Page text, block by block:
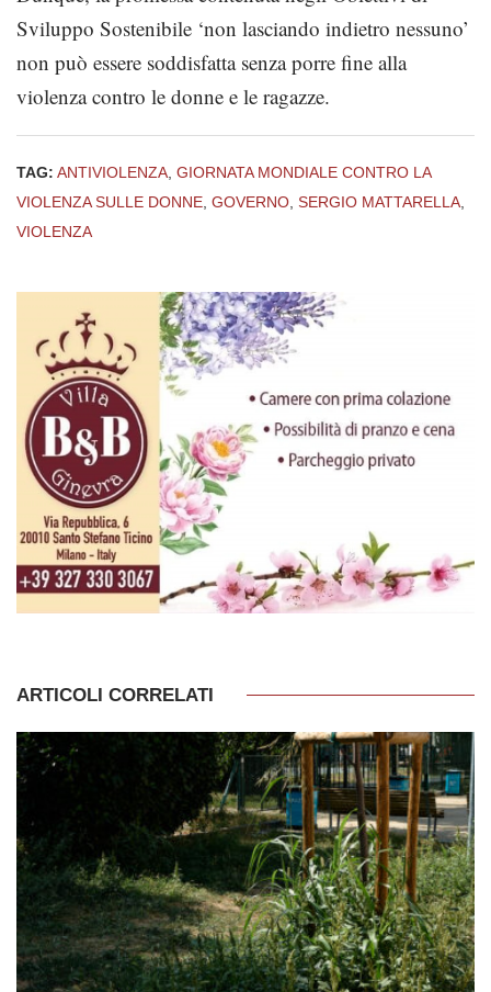
Sviluppo Sostenibile ‘non lasciando indietro nessuno’
non può essere soddisfatta senza porre fine alla
violenza contro le donne e le ragazze.
TAG: ANTIVIOLENZA GIORNATA MONDIALE CONTRO LA
VIOLENZA SULLE DONNE GOVERNO SERGIO MATTARELLA
VIOLENZA
ARTICOLI CORRELATI